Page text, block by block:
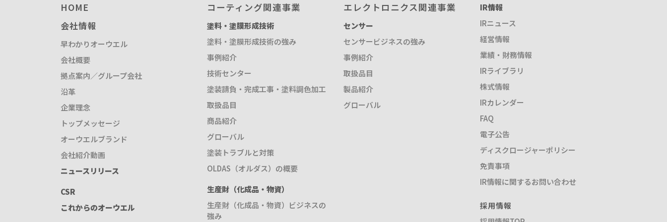
HOME
会社情報
早わかりオーウエル
会社概要
拠点案内／グループ会社
沿革
企業理念
トップメッセージ
オーウエルブランド
会社紹介動画
ニュースリリース
CSR
これからのオーウエル
コーティング関連事業
塗料・塗膜形成技術
塗料・塗膜形成技術の強み
事例紹介
技術センター
塗装請負・完成工事・塗料調色加工
取扱品目
商品紹介
グローバル
塗装トラブルと対策
OLDAS（オルダス）の概要
生産財（化成品・物資）
生産財（化成品・物資）ビジネスの
強み
エレクトロニクス関連事業
センサー
センサービジネスの強み
事例紹介
取扱品目
製品紹介
グローバル
IR情報
IRニュース
経営情報
業績・財務情報
IRライブラリ
株式情報
IRカレンダー
FAQ
電子公告
ディスクロージャーポリシー
免責事項
IR情報に関するお問い合わせ
採用情報